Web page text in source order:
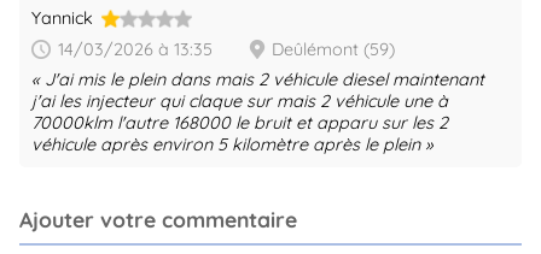
Yannick
14/03/2026 à 13:35
Deûlémont (59)
J'ai mis le plein dans mais 2 véhicule diesel maintenant
j'ai les injecteur qui claque sur mais 2 véhicule une à
70000klm l'autre 168000 le bruit et apparu sur les 2
véhicule après environ 5 kilomètre après le plein
Ajouter votre commentaire